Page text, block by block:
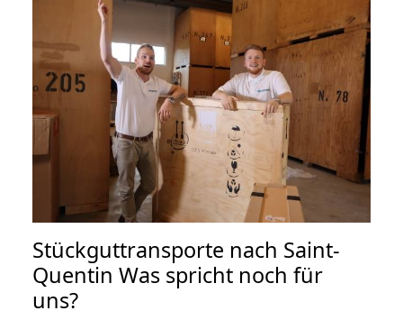
Stückguttransporte nach Saint-
Quentin Was spricht noch für
uns?